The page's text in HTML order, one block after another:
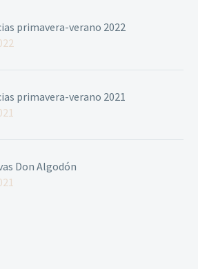
primavera-verano 2022
primavera-verano 2021
Don Algodón